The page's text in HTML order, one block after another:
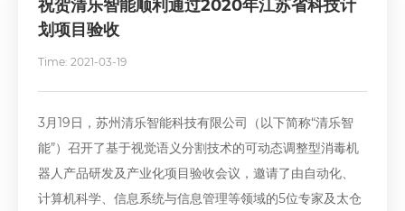
祝贺清乐智能顺利通过2020年江苏省科技计
划项目验收
Time: 2021-03-19
3月19日，苏州清乐智能科技有限公司（以下简称“清乐智
能”）召开了基于视觉语义分割技术的可动态调整型消毒机
器人产品研发及产业化项目验收会议，邀请了由自动化、
计算机科学、信息系统与信息管理等领域的5位专家及太仓